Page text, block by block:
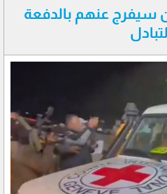
سيفرج عنهم بالدفعة